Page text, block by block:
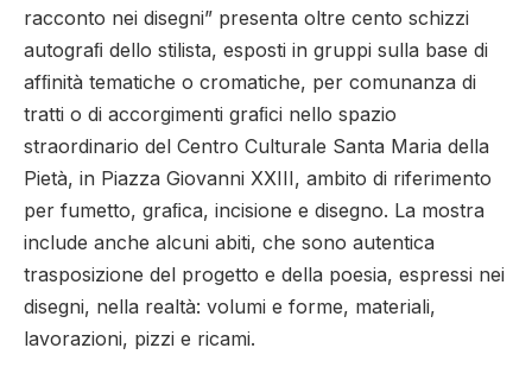
racconto nei disegni” presenta oltre cento schizzi
autograﬁ dello stilista, esposti in gruppi sulla base di
afﬁnità tematiche o cromatiche, per comunanza di
tratti o di accorgimenti graﬁci nello spazio
straordinario del Centro Culturale Santa Maria della
Pietà, in Piazza Giovanni XXIII, ambito di riferimento
per fumetto, graﬁca, incisione e disegno. La mostra
include anche alcuni abiti, che sono autentica
trasposizione del progetto e della poesia, espressi nei
disegni, nella realtà: volumi e forme, materiali,
lavorazioni, pizzi e ricami.